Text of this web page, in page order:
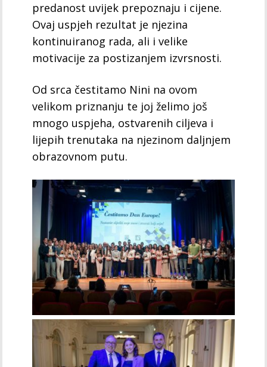
predanost uvijek prepoznaju i cijene.
Ovaj uspjeh rezultat je njezina
kontinuiranog rada, ali i velike
motivacije za postizanjem izvrsnosti.
Od srca čestitamo Nini na ovom
velikom priznanju te joj želimo još
mnogo uspjeha, ostvarenih ciljeva i
lijepih trenutaka na njezinom daljnjem
obrazovnom putu.